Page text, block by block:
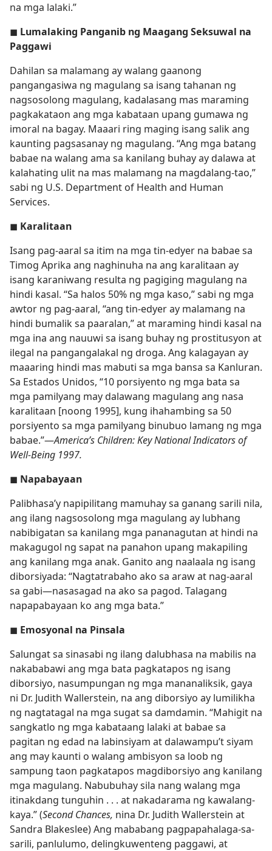
na mga lalaki.”
◼ Lumalaking Panganib ng Maagang Seksuwal na
Paggawi
Dahilan sa malamang ay walang gaanong
pangangasiwa ng magulang sa isang tahanan ng
nagsosolong magulang, kadalasang mas maraming
pagkakataon ang mga kabataan upang gumawa ng
imoral na bagay. Maaari ring maging isang salik ang
kaunting pagsasanay ng magulang. “Ang mga batang
babae na walang ama sa kanilang buhay ay dalawa at
kalahating ulit na mas malamang na magdalang-tao,”
sabi ng U.S. Department of Health and Human
Services.
◼ Karalitaan
Isang pag-aaral sa itim na mga tin-edyer na babae sa
Timog Aprika ang naghinuha na ang karalitaan ay
isang karaniwang resulta ng pagiging magulang na
hindi kasal. “Sa halos 50% ng mga kaso,” sabi ng mga
awtor ng pag-aaral, “ang tin-edyer ay malamang na
hindi bumalik sa paaralan,” at maraming hindi kasal na
mga ina ang nauuwi sa isang buhay ng prostitusyon at
ilegal na pangangalakal ng droga. Ang kalagayan ay
maaaring hindi mas mabuti sa mga bansa sa Kanluran.
Sa Estados Unidos, “10 porsiyento ng mga bata sa
mga pamilyang may dalawang magulang ang nasa
karalitaan [noong 1995], kung ihahambing sa 50
porsiyento sa mga pamilyang binubuo lamang ng mga
babae.”​—America’s Children: Key National Indicators of
Well-Being 1997.
◼ Napabayaan
Palibhasa’y napipilitang mamuhay sa ganang sarili nila,
ang ilang nagsosolong mga magulang ay lubhang
nabibigatan sa kanilang mga pananagutan at hindi na
makagugol ng sapat na panahon upang makapiling
ang kanilang mga anak. Ganito ang naalaala ng isang
diborsiyada: “Nagtatrabaho ako sa araw at nag-aaral
sa gabi​—nasasagad na ako sa pagod. Talagang
napapabayaan ko ang mga bata.”
◼ Emosyonal na Pinsala
Salungat sa sinasabi ng ilang dalubhasa na mabilis na
nakababawi ang mga bata pagkatapos ng isang
diborsiyo, nasumpungan ng mga mananaliksik, gaya
ni Dr. Judith Wallerstein, na ang diborsiyo ay lumilikha
ng nagtatagal na mga sugat sa damdamin. “Mahigit na
sangkatlo ng mga kabataang lalaki at babae sa
pagitan ng edad na labinsiyam at dalawampu’t siyam
ang may kaunti o walang ambisyon sa loob ng
sampung taon pagkatapos magdiborsiyo ang kanilang
mga magulang. Nabubuhay sila nang walang mga
itinakdang tunguhin . . . at nakadarama ng kawalang-
kaya.” (Second Chances, nina Dr. Judith Wallerstein at
Sandra Blakeslee) Ang mababang pagpapahalaga-sa-
sarili, panlulumo, delingkuwenteng paggawi, at